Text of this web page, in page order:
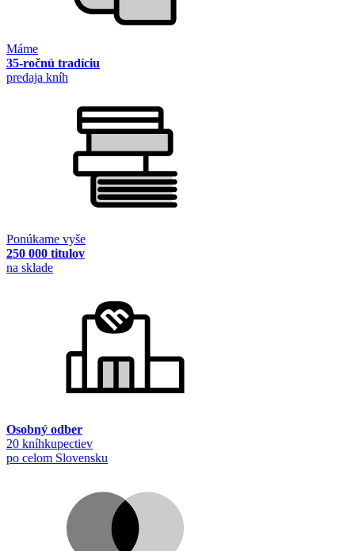
Máme
35-ročnú tradíciu
predaja kníh
Ponúkame vyše
250 000 titulov
na sklade
Osobný odber
20 kníhkupectiev
po celom Slovensku